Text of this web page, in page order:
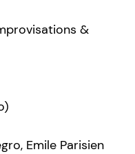
&
Emile Parisien